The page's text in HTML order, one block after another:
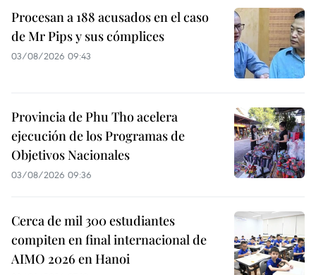
Procesan a 188 acusados en el caso
de Mr Pips y sus cómplices
03/08/2026 09:43
Provincia de Phu Tho acelera
ejecución de los Programas de
Objetivos Nacionales
03/08/2026 09:36
Cerca de mil 300 estudiantes
compiten en final internacional de
AIMO 2026 en Hanoi